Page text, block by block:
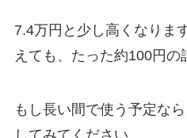
7.4万円と少し高くなりま
えても、たった約100円の
もし長い間で使う予定な
してみてください。